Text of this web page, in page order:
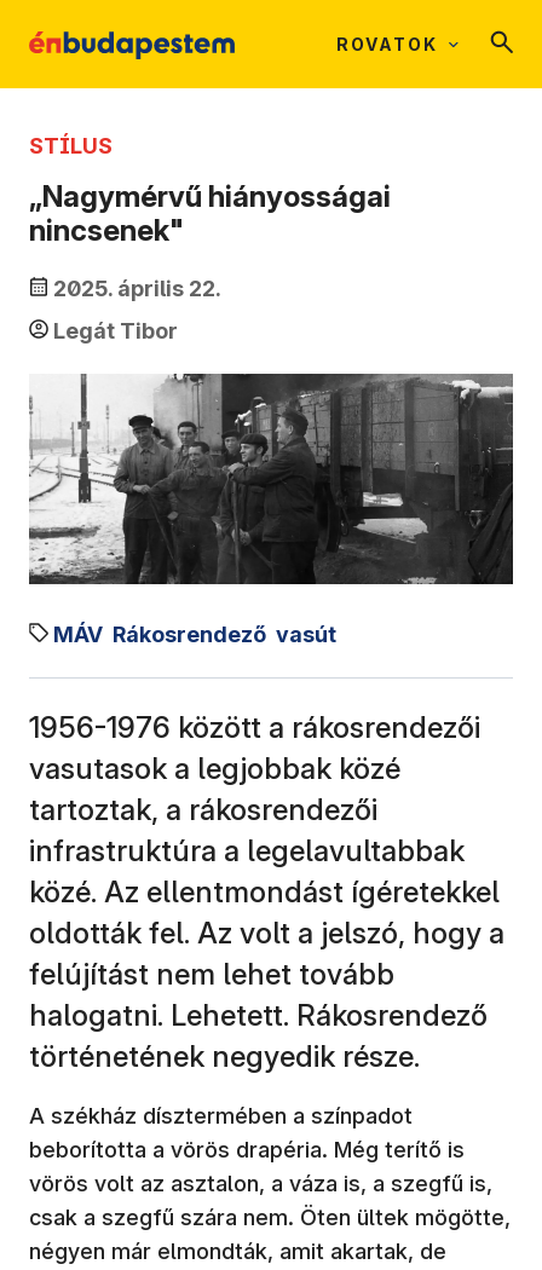
ROVATOK
STÍLUS
„Nagymérvű hiányosságai
nincsenek"
2025. április 22.
Legát Tibor
MÁV Rákosrendező vasút
1956-1976 között a rákosrendezői
vasutasok a legjobbak közé
tartoztak, a rákosrendezői
infrastruktúra a legelavultabbak
közé. Az ellentmondást ígéretekkel
oldották fel. Az volt a jelszó, hogy a
felújítást nem lehet tovább
halogatni. Lehetett. Rákosrendező
történetének negyedik része.
A székház dísztermében a színpadot
beborította a vörös drapéria. Még terítő is
vörös volt az asztalon, a váza is, a szegfű is,
csak a szegfű szára nem. Öten ültek mögötte,
négyen már elmondták, amit akartak, de